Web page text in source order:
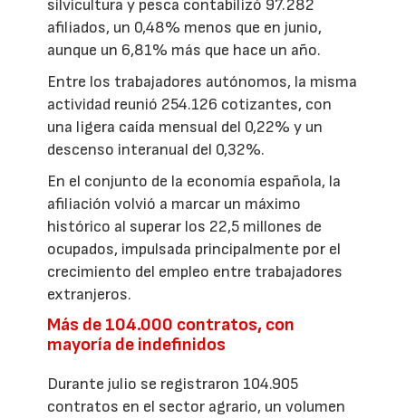
silvicultura y pesca contabilizó 97.282
afiliados, un 0,48% menos que en junio,
aunque un 6,81% más que hace un año.
Entre los trabajadores autónomos, la misma
actividad reunió 254.126 cotizantes, con
una ligera caída mensual del 0,22% y un
descenso interanual del 0,32%.
En el conjunto de la economía española, la
afiliación volvió a marcar un máximo
histórico al superar los 22,5 millones de
ocupados, impulsada principalmente por el
crecimiento del empleo entre trabajadores
extranjeros.
Más de 104.000 contratos, con
mayoría de indefinidos
Durante julio se registraron 104.905
contratos en el sector agrario, un volumen